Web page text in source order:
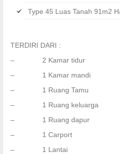
Type 45 Luas Tanah 91m2
TERDIRI DARI :
– 2 Kamar tidur
– 1 Kamar mandi
– 1 Ruang Tamu
– 1 Ruang keluarga
– 1 Ruang dapur
– 1 Carport
– 1 Lantai